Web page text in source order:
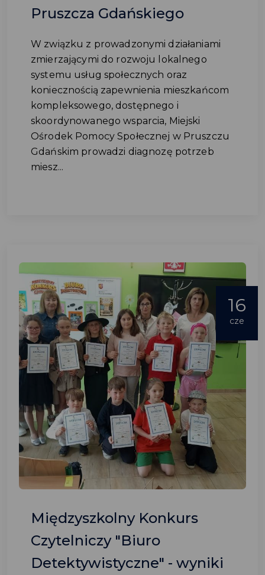
Pruszcza Gdańskiego
W związku z prowadzonymi działaniami
zmierzającymi do rozwoju lokalnego
systemu usług społecznych oraz
koniecznością zapewnienia mieszkańcom
kompleksowego, dostępnego i
skoordynowanego wsparcia, Miejski
Ośrodek Pomocy Społecznej w Pruszczu
Gdańskim prowadzi diagnozę potrzeb
miesz...
16
cze
Międzyszkolny Konkurs
Czytelniczy "Biuro
Detektywistyczne" - wyniki